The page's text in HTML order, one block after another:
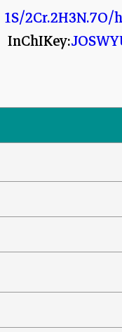
1S/2Cr.2H3N.7O/
InChIKey: